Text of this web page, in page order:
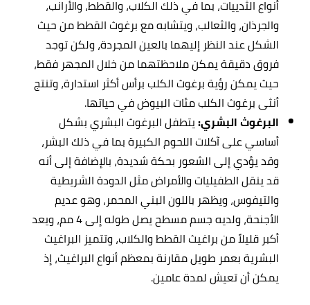
أنواع الثدييات، بما في ذلك الكلاب، والقطط، والأرانب،
والجرذان، والثعالب، ويتشابه مع برغوث القطط من حيث
الشكل عند النظر إليهما بالعين المجردة، ولكن توجد
فروق دقيقة يمكن ملاحظتهما من خلال المجهر فقط،
حيث يمكن رؤية برغوث الكلب برأس أكثر استدارة، وتنتج
أنثى برغوث الكلب مئات البيوض في حياتها.
البرغوث البشري:يتطفل البرغوث البشري بشكل
أساسي على آكلات اللحوم الكبيرة بما في ذلك البشر،
وقد يؤدي إلى الشعور بحكة شديدة، بالإضافة إلى أنه
قد ينقل الطفيليات والأمراض مثل الدودة الشريطية
والتيفوس، ويظهر باللون البني المحمر، وهو عديم
الأجنحة، ولديه جسم مسطح يصل طوله إلى 4 مم، ويعد
أكبر قليلاً من براغيث القطط والكلاب، وتتميز البراغيث
البشرية بعمر طويل مقارنة بمعظم أنواع البراغيث، إذ
يمكن أن تعيش لمدة عامين.